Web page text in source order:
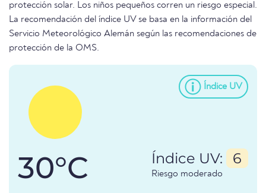
protección solar. Los niños pequeños corren un riesgo especial.
La recomendación del índice UV se basa en la información del
Servicio Meteorológico Alemán según las recomendaciones de
protección de la OMS.
Índice UV
30°C Índice UV: 6
Riesgo moderado